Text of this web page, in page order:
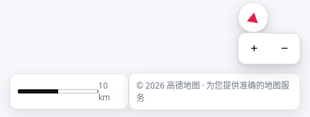
+ −
10
km
© 2026 高德地图 · 为您提供准确的地图服
务